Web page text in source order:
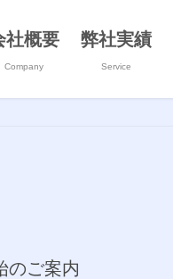
社概要
Company
弊社実績
Service
のご案内